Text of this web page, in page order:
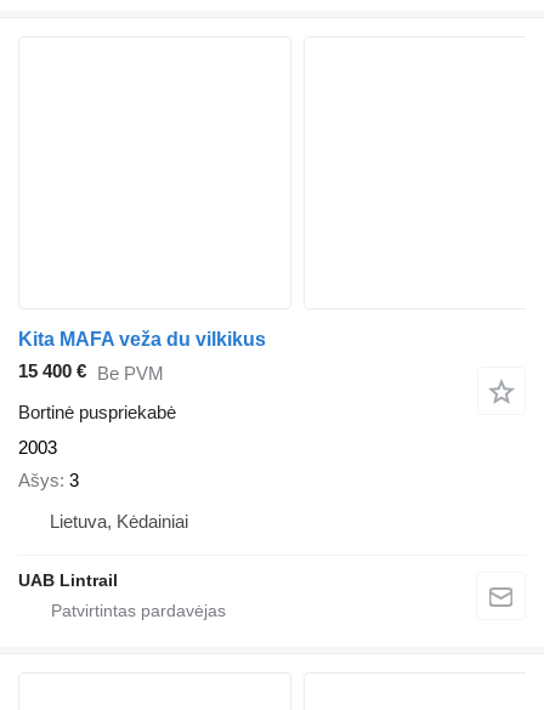
Kita MAFA veža du vilkikus
15 400 € Be PVM
Bortinė puspriekabė
2003
Ašys 3
Lietuva, Kėdainiai
UAB Lintrail